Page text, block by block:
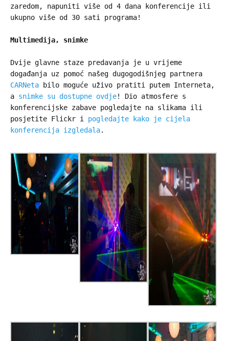
zaredom, napuniti više od 4 dana konferencije ili
ukupno više od 30 sati programa!
Multimedija, snimke
Dvije glavne staze predavanja je u vrijeme
događanja uz pomoć našeg dugogodišnjeg partnera
CARNeta
bilo moguće uživo pratiti putem Interneta,
a snimke su dostupne ovdje! Dio atmosfere s
konferencijske zabave pogledajte na slikama ili
posjetite Flickr i pogledajte kako je cijela
konferencija izgledala.